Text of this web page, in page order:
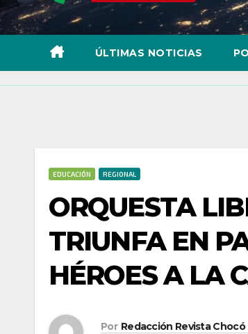
ÚLTIMAS NOTICIAS
EDUCACIÓN REGIONAL
ORQUESTA
TRIUNFA EN
HÉROES A LA
Por Redacción Revista Chocó